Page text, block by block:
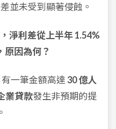
並未受到顯著侵蝕。
淨利差從上半年 1.54%
原因為何？
一筆金額高達 30 億人
業貸款發生非預期的提